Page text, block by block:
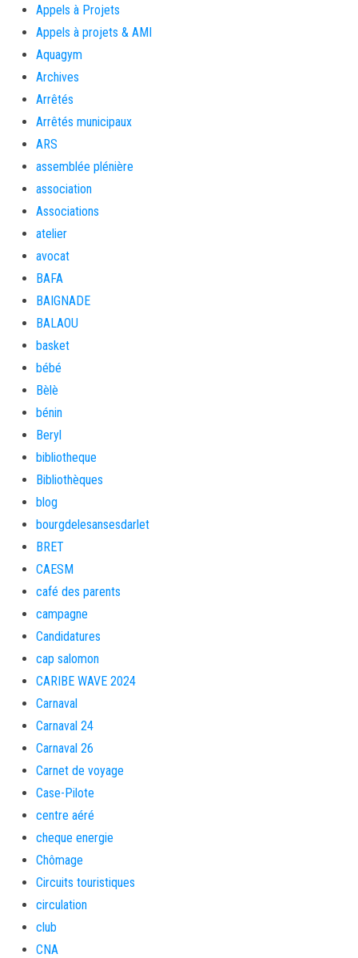
Appels à Projets
Appels à projets & AMI
Aquagym
Archives
Arrêtés
Arrêtés municipaux
ARS
assemblée plénière
association
Associations
atelier
avocat
BAFA
BAIGNADE
BALAOU
basket
bébé
Bèlè
bénin
Beryl
bibliotheque
Bibliothèques
blog
bourgdelesansesdarlet
BRET
CAESM
café des parents
campagne
Candidatures
cap salomon
CARIBE WAVE 2024
Carnaval
Carnaval 24
Carnaval 26
Carnet de voyage
Case-Pilote
centre aéré
cheque energie
Chômage
Circuits touristiques
circulation
club
CNA